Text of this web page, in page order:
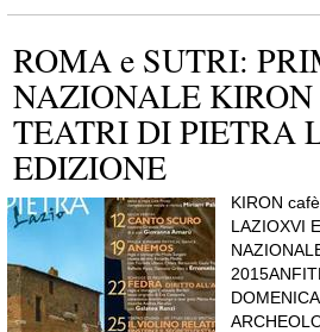
ROMA e SUTRI:
NAZIONALE KIRON
TEATRI DI PIETRA
EDIZIONE
KIRON
LAZIOXVI